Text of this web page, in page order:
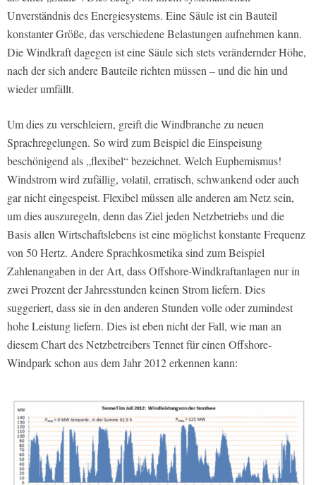
Unverständnis des Energiesystems. Eine Säule ist ein Bauteil
konstanter Größe, das verschiedene Belastungen aufnehmen kann.
Die Windkraft dagegen ist eine Säule sich stets verändernder Höhe,
nach der sich andere Bauteile richten müssen – und die hin und
wieder umfällt.
Um dies zu verschleiern, greift die Windbranche zu neuen
Sprachregelungen. So wird zum Beispiel die Einspeisung
beschönigend als „flexibel“ bezeichnet. Welch Euphemismus!
Windstrom wird zufällig, volatil, erratisch, schwankend oder auch
gar nicht eingespeist. Flexibel müssen alle anderen am Netz sein,
um dies auszuregeln, denn das Ziel jeden Netzbetriebs und die
Basis allen Wirtschaftslebens ist eine möglichst konstante Frequenz
von 50 Hertz. Andere Sprachkosmetika sind zum Beispiel
Zahlenangaben in der Art, dass Offshore-Windkraftanlagen nur in
zwei Prozent der Jahresstunden keinen Strom liefern. Dies
suggeriert, dass sie in den anderen Stunden volle oder zumindest
hohe Leistung liefern. Dies ist eben nicht der Fall, wie man an
diesem Chart des Netzbetreibers Tennet für einen Offshore-
Windpark schon aus dem Jahr 2012 erkennen kann: